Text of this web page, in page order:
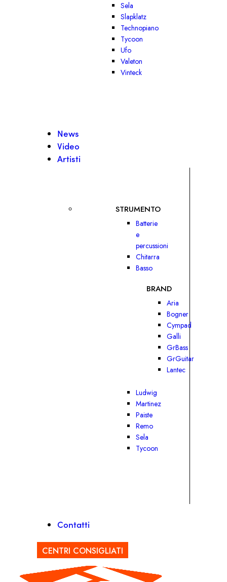
Sela
Slapklatz
Technopiano
Tycoon
Ufo
Valeton
Vinteck
News
Video
Artisti
STRUMENTO
Batterie
e
percussioni
Chitarra
Basso
BRAND
Aria
Bogner
Cympad
Galli
GrBass
GrGuitar
Lantec
Ludwig
Martinez
Paiste
Remo
Sela
Tycoon
Contatti
CENTRI CONSIGLIATI